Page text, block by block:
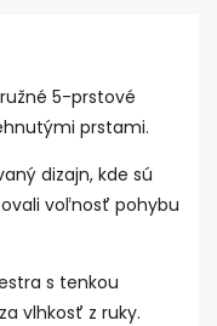
5-prstové
prstami.
dizajn, kde sú
voľnosť pohybu
s tenkou
vlhkosť z ruky.